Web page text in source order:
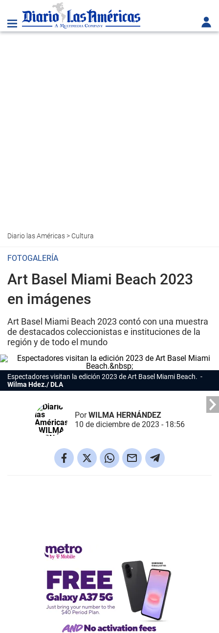
Diario las Américas> Cultura
FOTOGALERÍA
Art Basel Miami Beach 2023
en imágenes
Art Basel Miami Beach 2023 contó con una muestra
de destacados coleccionistas e instituciones de la
región y de todo el mundo
Espectadores visitan la edición 2023 de Art Basel Miami Beach.
Wilma Hdez./ DLA
PorWILMA HERNÁNDEZ
10 de diciembre de 2023 - 18:56